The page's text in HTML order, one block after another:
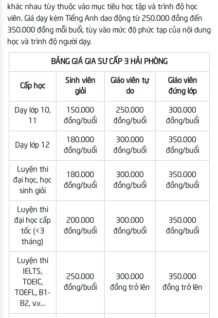
khác nhau tùy thuộc vào mục tiêu học tập và trình độ học
viên. Giá dạy kèm Tiếng Anh dao động từ 250.000 đồng đến
350.000 đồng mỗi buổi, tùy vào mức độ phức tạp của nội dung
học và trình độ người dạy.
BẢNG GIÁ GIA SƯ CẤP 3 HẢI PHÒNG
Cấp học
Sinh viên
giỏi
Giáo viên tự
do
Giáo viên
đứng lớp
Dạy lớp 10,
11
150.000
đồng/buổi
250.000
đồng/buổi
300.000
đồng/buổi
Dạy lớp 12
180.000
đồng/buổi
300.000
đồng/buổi
350.000
đồng/buổi
Luyện thi
đại học, học
sinh giỏi
180.000
đồng/buổi
300.000
đồng/buổi
350.000
đồng/buổi
Luyện thi
đại học cấp
tốc (<3
tháng)
200.000
đồng/buổi
300.000
đồng/buổi
350.000
đồng/buổi
Luyện thi
IELTS,
TOEIC,
TOEFL, B1-
B2, v.v…
250.000
đồng/buổi
300.000
đồng trở lên
350.000
đồng trở lên